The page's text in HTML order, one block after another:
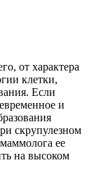
от характера
клетки,
Если
и
скрупулезном
ее
на высоком